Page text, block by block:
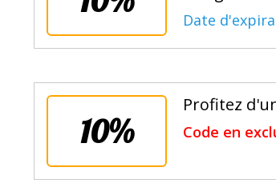
Date
10%
Profitez
Code en